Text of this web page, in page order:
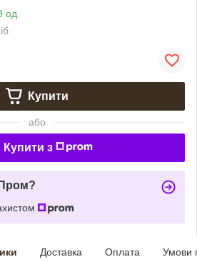
од.
Купити
або
Купити з
Доставка Оплата Умови